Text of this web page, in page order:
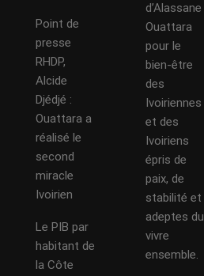
Point de
presse
RHDP,
Alcide
Djédjé :
Ouattara a
réalisé le
second
miracle
Ivoirien
Le PIB par
habitant de
la Côte
d’Alassane
Ouattara
pour le
bien-être
des
Ivoiriennes
et des
Ivoiriens
épris de
paix, de
stabilité et
adeptes du
vivre
ensemble.